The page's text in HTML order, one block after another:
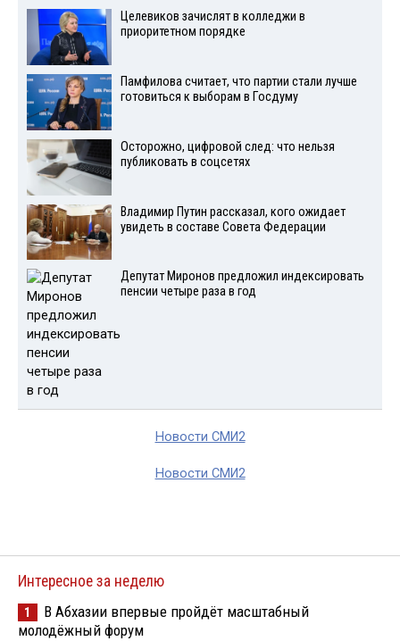
Целевиков зачислят в колледжи в
приоритетном порядке
Памфилова считает, что партии стали лучше
готовиться к выборам в Госдуму
Осторожно, цифровой след: что нельзя
публиковать в соцсетях
Владимир Путин рассказал, кого ожидает
увидеть в составе Совета Федерации
Депутат Миронов предложил индексировать
пенсии четыре раза в год
Новости СМИ2
Новости СМИ2
Интересное за неделю
1
В Абхазии впервые пройдёт масштабный
молодёжный форум